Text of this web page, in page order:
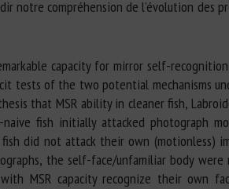
compréhension de l’évolution des
capacity for mirror self-
tests of the two potential mechanisms
that MSR ability in cleaner fish,
fish initially attacked photograph
did not attack their own (motionless)
the self-face/unfamiliar body
MSR capacity recognize their own